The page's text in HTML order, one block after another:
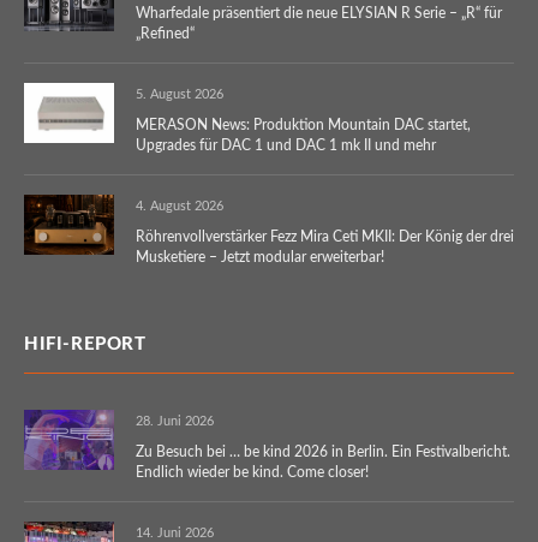
Wharfedale präsentiert die neue ELYSIAN R Serie – „R“ für
„Refined“
5. August 2026
MERASON News: Produktion Mountain DAC startet,
Upgrades für DAC 1 und DAC 1 mk II und mehr
4. August 2026
Röhrenvollverstärker Fezz Mira Ceti MKII: Der König der drei
Musketiere – Jetzt modular erweiterbar!
HIFI-REPORT
28. Juni 2026
Zu Besuch bei … be kind 2026 in Berlin. Ein Festivalbericht.
Endlich wieder be kind. Come closer!
14. Juni 2026